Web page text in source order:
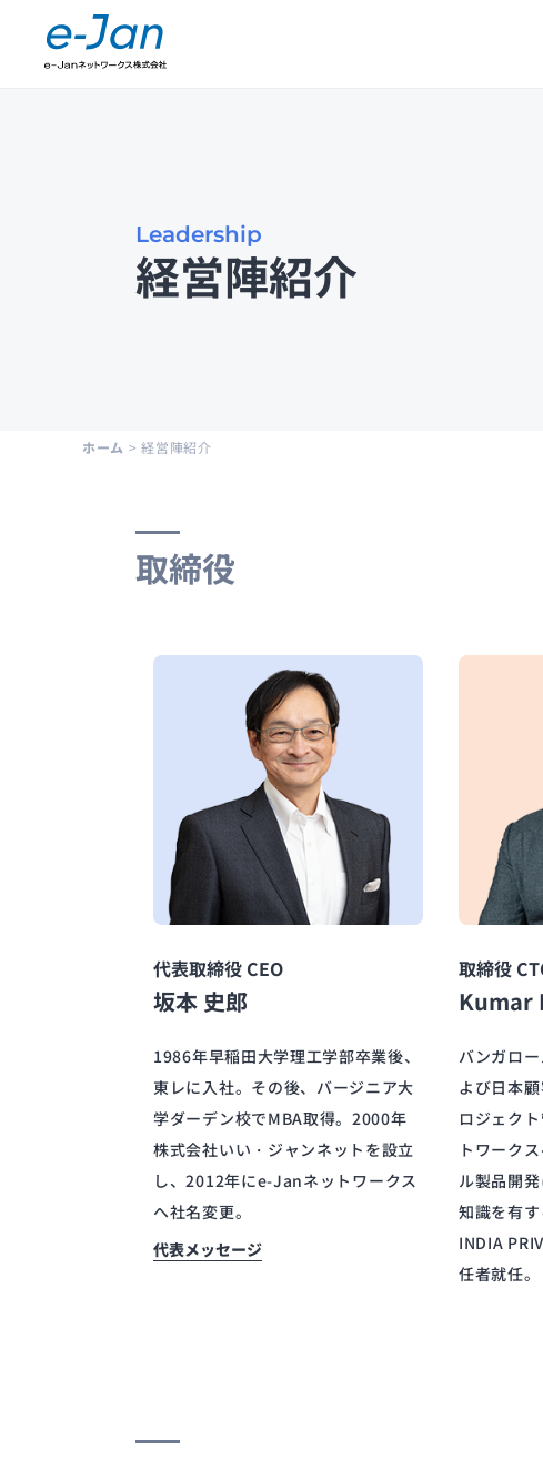
Leadership
電子公示
Leadership
経営陣紹介
ホーム > 経営陣紹介
取締役
代表取締役 CEO
坂本 史郎
1986年早稲田大学理工学部卒業後、
東レに入社。その後、バージニア大
学ダーデン校でMBA取得。2000年
株式会社いい・ジャンネットを設立
し、2012年にe-Janネットワークス
へ社名変更。
代表メッセージ
取締役
Kumar
バンガロ
よび日本
ロジェク
トワーク
ル製品開
知識を有
INDIA
任者就任。